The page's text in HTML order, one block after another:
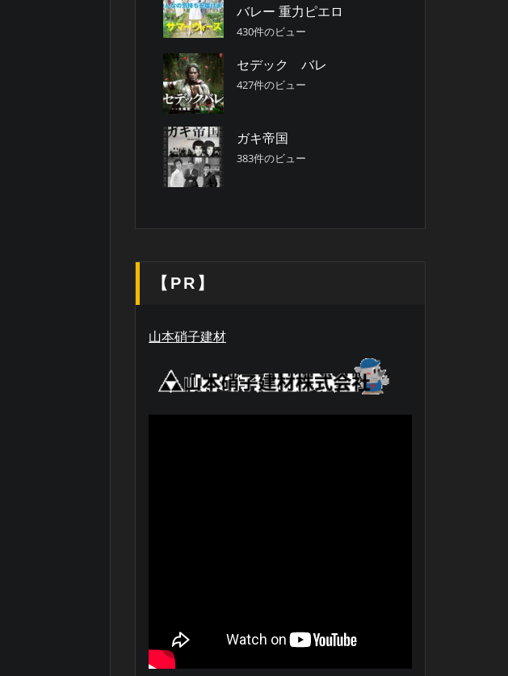
バレー 重力ピエロ
430件のビュー
セデック バレ
427件のビュー
ガキ帝国
383件のビュー
【PR】
山本硝子建材